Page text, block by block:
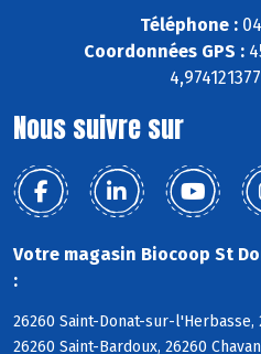
Téléphone :
Coordonnées GPS :
Nous suivre sur
Votre magasin Biocoop St
:
26260 Saint-Donat-sur-l'Herbasse,
26260 Saint-Bardoux, 26260